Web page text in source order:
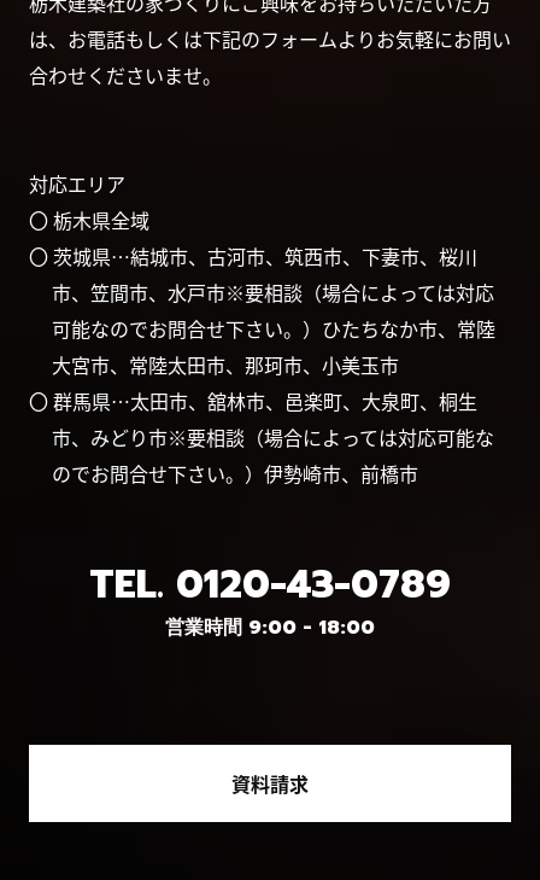
は、お電話もしくは下記のフォームよりお気軽にお問い
合わせくださいませ。
対応エリア
〇 栃木県全域
〇 茨城県…結城市、古河市、筑西市、下妻市、桜川
市、笠間市、水戸市※要相談（場合によっては対応
可能なのでお問合せ下さい。）ひたちなか市、常陸
大宮市、常陸太田市、那珂市、小美玉市
〇 群馬県…太田市、舘林市、邑楽町、大泉町、桐生
市、みどり市※要相談（場合によっては対応可能な
のでお問合せ下さい。）伊勢崎市、前橋市
TEL. 0120-43-0789
営業時間 9:00 - 18:00
資料請求